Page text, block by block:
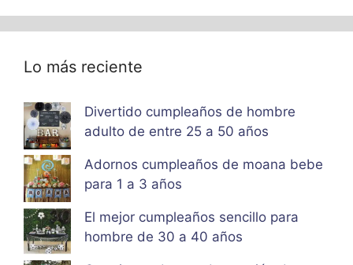
Lo más reciente
Divertido cumpleaños de hombre
adulto de entre 25 a 50 años
Adornos cumpleaños de moana bebe
para 1 a 3 años
El mejor cumpleaños sencillo para
hombre de 30 a 40 años